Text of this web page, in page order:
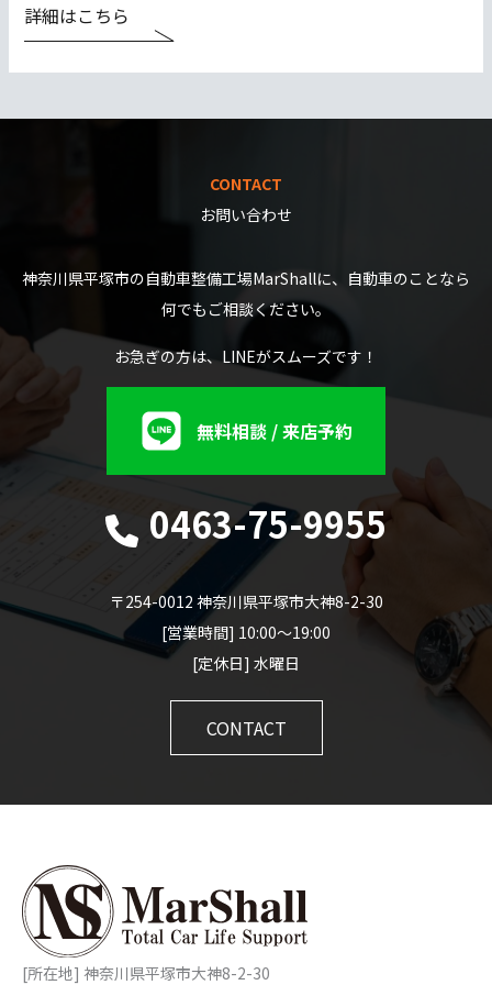
詳細はこちら
CONTACT
お問い合わせ
神奈川県平塚市の自動車整備工場MarShallに、自動車のことなら
何でもご相談ください。
お急ぎの方は、LINEがスムーズです！
無料相談 / 来店予約
0463-75-9955
〒254-0012 神奈川県平塚市大神8-2-30
[営業時間] 10:00～19:00
[定休日] 水曜日
CONTACT
[所在地] 神奈川県平塚市大神8-2-30